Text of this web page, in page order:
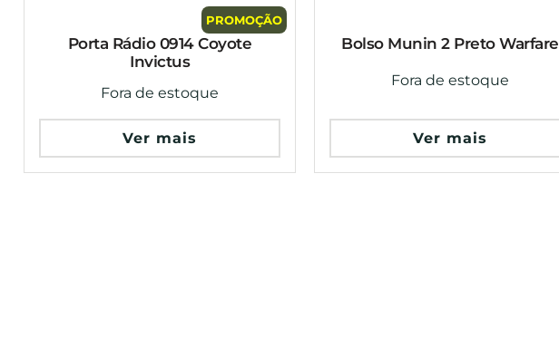
PROMOÇÃO
Porta Rádio 0914 Coyote
Invictus
Fora de estoque
Ver mais
Bolso Munin 2 Preto Warfare
Fora de estoque
Ver mais